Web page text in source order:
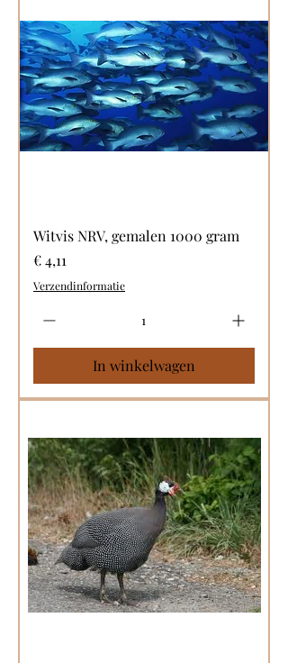
Witvis NRV, gemalen 1000 gram
Prijs
€ 4,11
Verzendinformatie
In winkelwagen